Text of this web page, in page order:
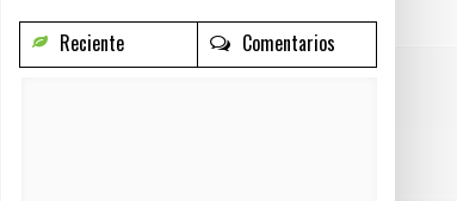
Reciente Comentarios